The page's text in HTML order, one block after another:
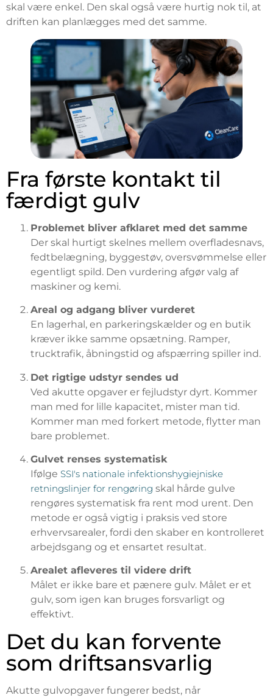
skal være enkel. Den skal også være hurtig nok til, at
driften kan planlægges med det samme.
Fra første kontakt til
færdigt gulv
Problemet bliver afklaret med det samme
Der skal hurtigt skelnes mellem overfladesnavs,
fedtbelægning, byggestøv, oversvømmelse eller
egentligt spild. Den vurdering afgør valg af
maskiner og kemi.
Areal og adgang bliver vurderet
En lagerhal, en parkeringskælder og en butik
kræver ikke samme opsætning. Ramper,
trucktrafik, åbningstid og afspærring spiller ind.
Det rigtige udstyr sendes ud
Ved akutte opgaver er fejludstyr dyrt. Kommer
man med for lille kapacitet, mister man tid.
Kommer man med forkert metode, flytter man
bare problemet.
Gulvet renses systematisk
Ifølge SSI's nationale infektionshygiejniske
retningslinjer for rengøring skal hårde gulve
rengøres systematisk fra rent mod urent. Den
metode er også vigtig i praksis ved store
erhvervsarealer, fordi den skaber en kontrolleret
arbejdsgang og et ensartet resultat.
Arealet afleveres til videre drift
Målet er ikke bare et pænere gulv. Målet er et
gulv, som igen kan bruges forsvarligt og
effektivt.
Det du kan forvente
som driftsansvarlig
Akutte gulvopgaver fungerer bedst, når